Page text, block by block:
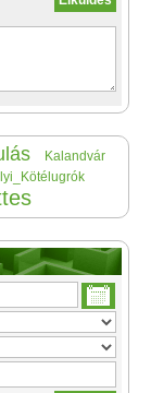
Kalandvár